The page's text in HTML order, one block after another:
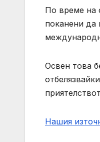
По време на
поканени да
Освен това
Нашия